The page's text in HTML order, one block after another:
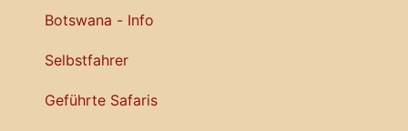
Botswana - Info
Selbstfahrer
Geführte Safaris